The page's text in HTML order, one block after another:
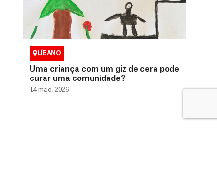
LÍBANO
Uma criança com um giz de cera pode
curar uma comunidade?
14 maio, 2026